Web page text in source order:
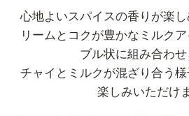
心地よいスパイスの香りが楽
リームとコクが豊かなミルク
ブル状に組み合わせ
チャイとミルクが混ざり合う
楽しみいただけ